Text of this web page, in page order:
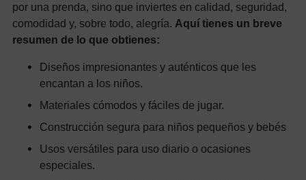
por una prenda, sino que inviertes en calidad, seguridad,
comodidad y, sobre todo, alegría. Aquí tienes un breve
resumen de lo que obtienes:
Diseños impresionantes y auténticos que les
encantan a los niños.
Materiales cómodos y fáciles de jugar.
Construcción segura para niños pequeños y bebés
Usos versátiles para uso diario o ocasiones
especiales.